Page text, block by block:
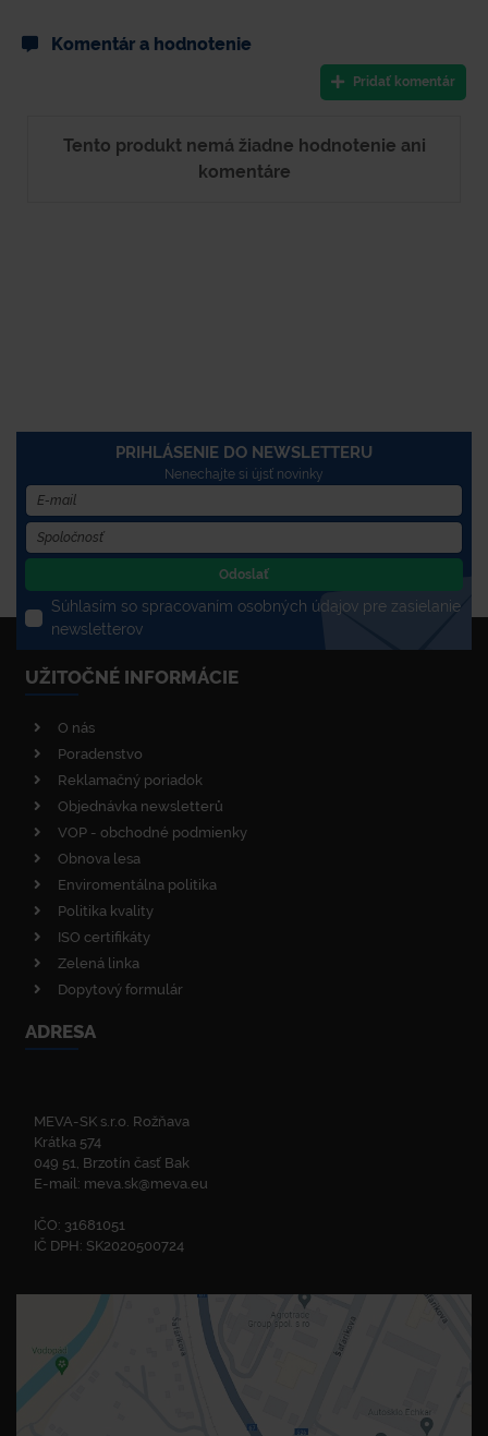
Komentár a hodnotenie
Pridať komentár
Tento produkt nemá žiadne hodnotenie ani
komentáre
PRIHLÁSENIE DO NEWSLETTERU
Nenechajte si újsť novinky
Odoslať
Súhlasím so spracovaním osobných údajov pre zasielanie
newsletterov
UŽITOČNÉ INFORMÁCIE
O nás
Poradenstvo
Reklamačný poriadok
Objednávka newsletterů
VOP - obchodné podmienky
Obnova lesa
Enviromentálna politika
Politika kvality
ISO certifikáty
Zelená linka
Dopytový formulár
ADRESA
MEVA-SK s.r.o. Rožňava
Krátka 574
049 51, Brzotín časť Bak
E-mail: meva.sk@meva.eu
IČO: 31681051
IČ DPH: SK2020500724